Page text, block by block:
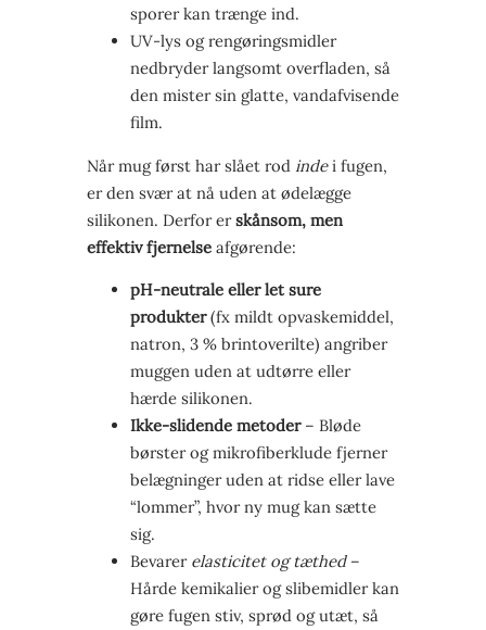
sporer kan trænge ind.
UV-lys og rengøringsmidler
nedbryder langsomt overfladen, så
den mister sin glatte, vandafvisende
film.
Når mug først har slået rod indei fugen,
er den svær at nå uden at ødelægge
silikonen. Derfor erskånsom, men
effektiv fjernelse afgørende:
pH-neutrale eller let sure
produkter(fx mildt opvaskemiddel,
natron, 3 % brintoverilte) angriber
muggen uden at udtørre eller
hærde silikonen.
Ikke-slidende metoder– Bløde
børster og mikrofiberklude fjerner
belægninger uden at ridse eller lave
“lommer”, hvor ny mug kan sætte
sig.
Bevarer elasticitet og tæthed–
Hårde kemikalier og slibemidler kan
gøre fugen stiv, sprød og utæt, så